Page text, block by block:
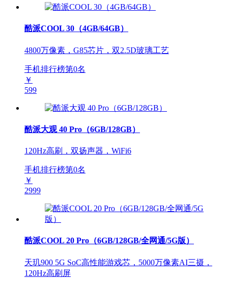
酷派COOL 30（4GB/64GB）
4800万像素，G85芯片，双2.5D玻璃工艺
手机排行榜第0名
￥
599
酷派大观 40 Pro（6GB/128GB）
120Hz高刷，双扬声器，WiFi6
手机排行榜第0名
￥
2999
酷派COOL 20 Pro（6GB/128GB/全网通/5G版）
天玑900 5G SoC高性能游戏芯，5000万像素AI三摄，
120Hz高刷屏